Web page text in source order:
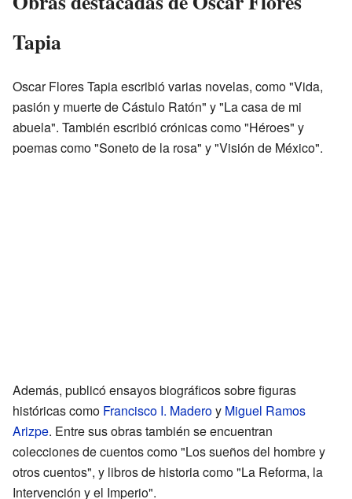
Tapia
Oscar Flores Tapia escribió varias novelas, como "Vida,
pasión y muerte de Cástulo Ratón" y "La casa de mi
abuela". También escribió crónicas como "Héroes" y
poemas como "Soneto de la rosa" y "Visión de México".
Además, publicó ensayos biográficos sobre figuras
históricas como Francisco I. Maderoy Miguel Ramos
Arizpe. Entre sus obras también se encuentran
colecciones de cuentos como "Los sueños del hombre y
otros cuentos", y libros de historia como "La Reforma, la
Intervención y el Imperio".